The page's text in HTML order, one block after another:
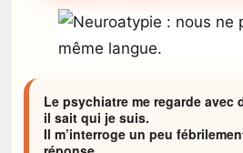
Le psychiatre me regarde avec
il sait qui je suis.
Il m’interroge un peu